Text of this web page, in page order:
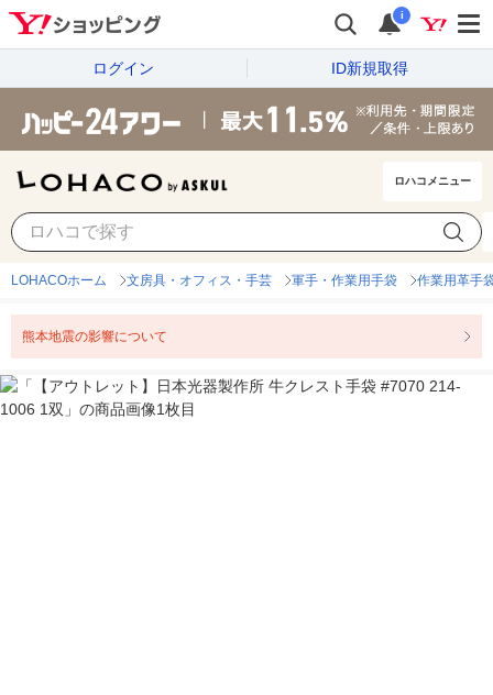
i
ログイン ID新規取得
ロハコメニュー
LOHACOホーム 文房具・オフィス・手芸 軍手・作業用手袋 作業用革手
熊本地震の影響について